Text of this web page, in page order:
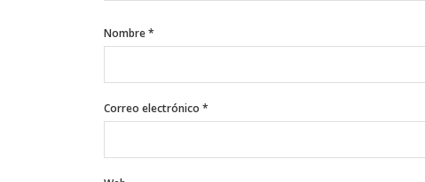
Nombre*
Correo electrónico *